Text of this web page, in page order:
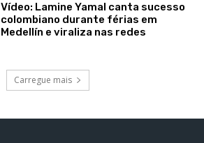
Vídeo: Lamine Yamal canta sucesso
colombiano durante férias em
Medellín e viraliza nas redes
Carregue mais